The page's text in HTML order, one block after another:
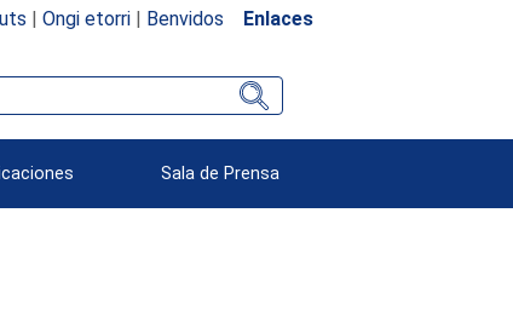
| Ongi etorri| Benvidos Enlaces
Sala de Prensa